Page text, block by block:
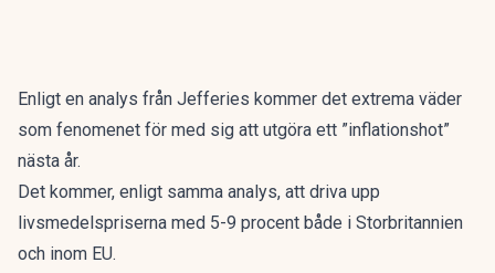
Enligt en analys från Jefferies kommer det extrema väder
som fenomenet för med sig att utgöra ett ”inflationshot”
nästa år.
Det kommer, enligt samma analys, att driva upp
livsmedelspriserna med 5-9 procent både i Storbritannien
och inom EU.